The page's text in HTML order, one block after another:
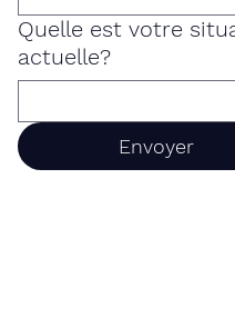
Quelle est votre
actuelle?
Envoyer